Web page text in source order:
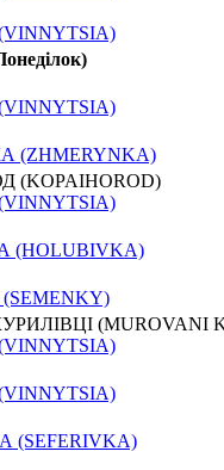
(ZHMERYNKA)
(KOPAIHOROD)
(HOLUBIVKA)
(SEMENKY)
(MUROVANI
(SEFERIVKA)